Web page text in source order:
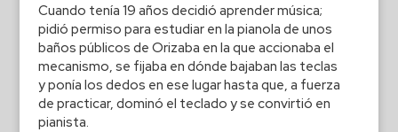
Cuando tenía 19 años decidió aprender música;
pidió permiso para estudiar en la pianola de unos
baños públicos de Orizaba en la que accionaba el
mecanismo, se fijaba en dónde bajaban las teclas
y ponía los dedos en ese lugar hasta que, a fuerza
de practicar, dominó el teclado y se convirtió en
pianista.